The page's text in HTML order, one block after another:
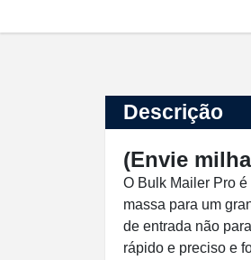
Descrição
(Envie
O Bulk Mailer Pro
massa para um
de entrada não
rápido e preciso e